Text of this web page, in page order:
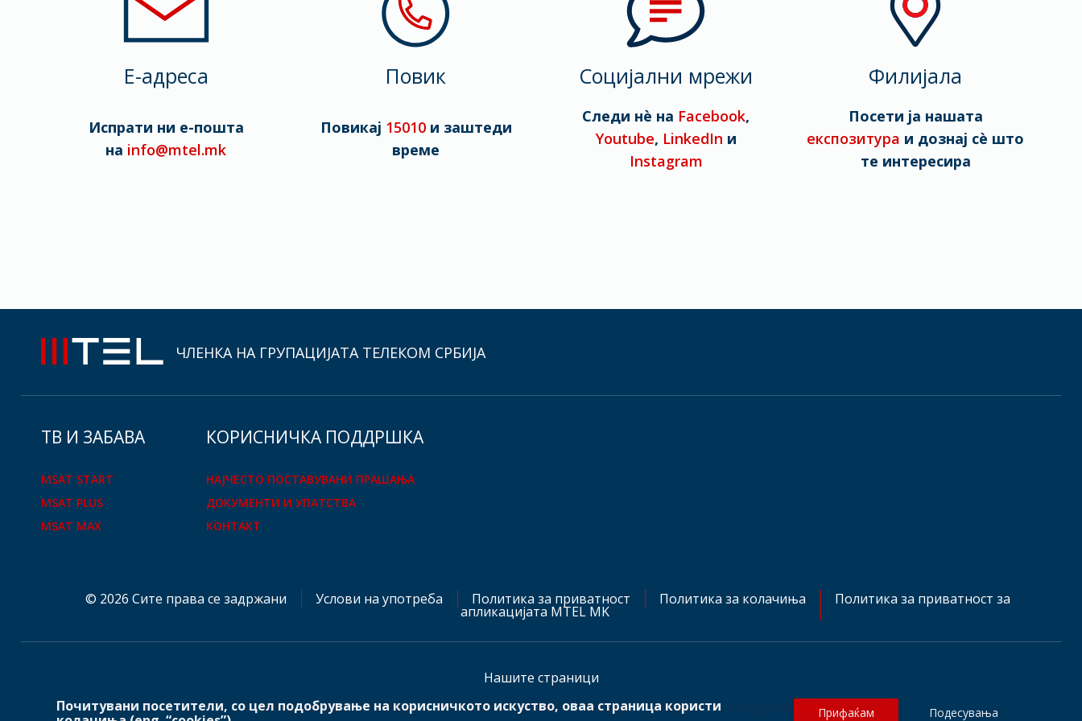
E-адреса
Испрати ни е-пошта
на info@mtel.mk
Повик
Повикај 15010и заштеди
време
Социјални мрежи
Следи нè на Facebook,
Youtube, LinkedIn и
Instagram
Филијала
Посети ја нашата
експозитура и дознај сè што
те интересира
ЧЛЕНКА НА ГРУПАЦИЈАТА ТЕЛЕКОМ СРБИЈА
ТВ И ЗАБАВА
MSAT START
MSAT PLUS
MSAT MAX
КOРИСНИЧКА ПОДДРШКА
НАЈЧЕСТО ПОСТАВУВАНИ ПРАШАЊА
ДОКУМЕНТИ И УПАТСТВА
КОНТАКТ
© 2026 Сите права се задржани Услови на употреба Политика за приватност Политика за колачиња Политика за приватност за
апликацијата MTEL MK
Hашите страници
mtelglobal.com
mts.rs mtel.ba mtel.me mtel.at mtel.ch mtelgermany.de
Почитувани посетители, со цел подобрување на корисничкото искуство, оваа страница користи
Прифаќам Подесувања